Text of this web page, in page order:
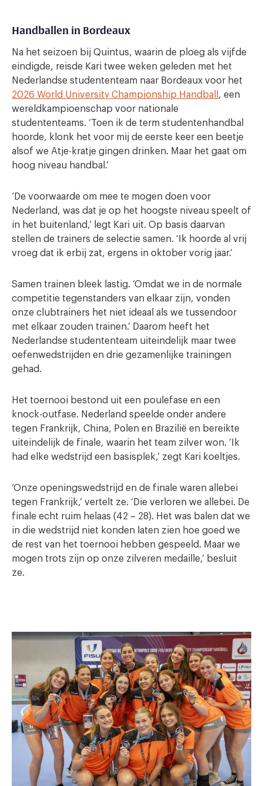
Handballen in Bordeaux
Na het seizoen bij Quintus, waarin de ploeg als vijfde
eindigde, reisde Kari twee weken geleden met het
Nederlandse studententeam naar Bordeaux voor het
2026 World University Championship Handball , een
wereldkampioenschap voor nationale
studententeams. ‘Toen ik de term studentenhandbal
hoorde, klonk het voor mij de eerste keer een beetje
alsof we Atje-kratje gingen drinken. Maar het gaat om
hoog niveau handbal.’
‘De voorwaarde om mee te mogen doen voor
Nederland, was dat je op het hoogste niveau speelt of
in het buitenland,’ legt Kari uit. Op basis daarvan
stellen de trainers de selectie samen. ‘Ik hoorde al vrij
vroeg dat ik erbij zat, ergens in oktober vorig jaar.’
Samen trainen bleek lastig. ‘Omdat we in de normale
competitie tegenstanders van elkaar zijn, vonden
onze clubtrainers het niet ideaal als we tussendoor
met elkaar zouden trainen.’ Daarom heeft het
Nederlandse studententeam uiteindelijk maar twee
oefenwedstrijden en drie gezamenlijke trainingen
gehad.
Het toernooi bestond uit een poulefase en een
knock-outfase. Nederland speelde onder andere
tegen Frankrijk, China, Polen en Brazilië en bereikte
uiteindelijk de finale, waarin het team zilver won. ‘Ik
had elke wedstrijd een basisplek,’ zegt Kari koeltjes.
‘Onze openingswedstrijd en de finale waren allebei
tegen Frankrijk,’ vertelt ze. ‘Die verloren we allebei. De
finale echt ruim helaas (42 – 28). Het was balen dat we
in die wedstrijd niet konden laten zien hoe goed we
de rest van het toernooi hebben gespeeld. Maar we
mogen trots zijn op onze zilveren medaille,’ besluit
ze.